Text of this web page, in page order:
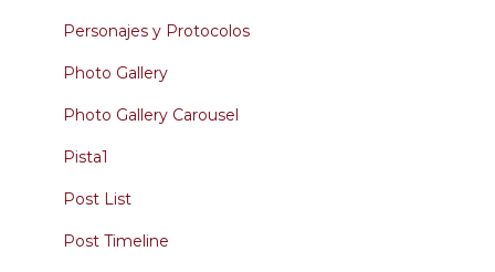
Personajes y Protocolos
Photo Gallery
Photo Gallery Carousel
Pista1
Post List
Post Timeline